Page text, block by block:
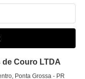
de Couro LTDA
Ponta Grossa- PR